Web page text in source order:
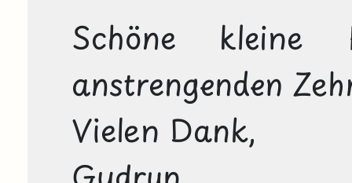
Schöne
anstrengenden
Vielen Dank,